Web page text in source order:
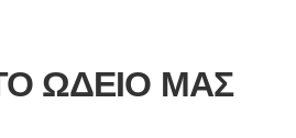
ΩΔΕΊΟ ΜΑΣ